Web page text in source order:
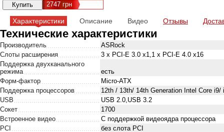
2747 грн
Характеристики Описание Видео Отзывы
Технические характеристики
Производитель
ASRock
Слоты расширения
3 x PCI-E 3.0 x1,1 x PCI-E 4.0 x16
Поддержка двухканального
режима
есть
Форм-фактор
Micro-ATX
Поддержка процессоров
12th / 13th/ 14th Generation Intel Core
USB
USB 2.0,USB 3.2
Сокет
1700
Встроенное видео
С поддержкой видеоядра процессора
PCI
без слота PCI